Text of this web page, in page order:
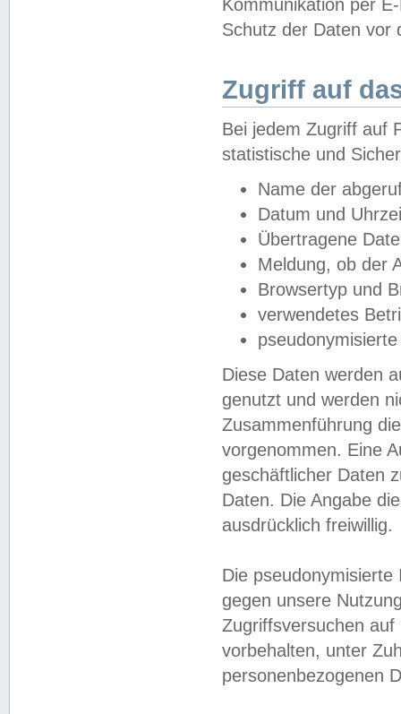
Kommunikation per
Schutz der Daten vor
Zugriff auf
Bei jedem Zugriff auf
statistische und
Name der
Datum und
Übertragene
Meldung, ob der
Browsertyp und
verwendetes
Diese Daten werden
genutzt und werden
Zusammenführung
vorgenommen. Eine
geschäftlicher Daten
Daten. Die Angabe
ausdrücklich freiwillig.
Die
gegen unsere
Zugriffsversuchen
vorbehalten, unter
personenbezogenen